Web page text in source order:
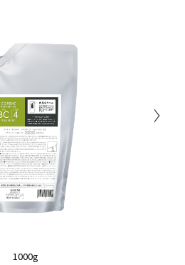
1000g